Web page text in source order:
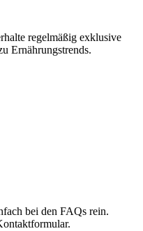
regelmäßig exklusive
Ernährungstrends.
bei den FAQs rein.